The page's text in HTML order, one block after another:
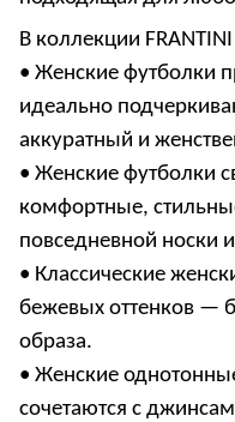
В коллекции
• Женские футболки
идеально
аккуратный и
• Женские футболки
комфортные,
повседневной носки
• Классические
бежевых оттенков —
образа.
• Женские
сочетаются с